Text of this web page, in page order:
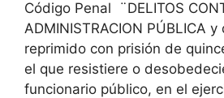
Código Penal ¨DELITOS
ADMINISTRACION PÚBLICA
reprimido con prisión de
el que resistiere o
funcionario público, en el